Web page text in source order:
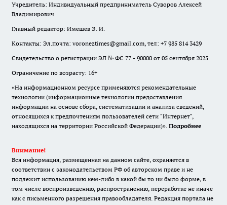
Учредитель: Индивидуальный предприниматель Суворов Алексей
Владимирович
Главный редактор: Имешев Э. И.
Контакты: Эл.почта: voroneztimes@gmail.com, тел: +7 985 814 3429
Свидетельство о регистрации ЭЛ № ФС 77 - 90000 от 05 сентября 2025
Ограничение по возрасту: 16+
«На информационном ресурсе применяются рекомендательные
технологии (информационные технологии предоставления
информации на основе сбора, систематизации и анализа сведений,
относящихся к предпочтениям пользователей сети "Интернет",
находящихся на территории Российской Федерации)». Подробнее
Внимание!
Вся информация, размещенная на данном сайте, охраняется в
соответствии с законодательством РФ об авторском праве и не
подлежит использованию кем-либо в какой бы то ни было форме, в
том числе воспроизведению, распространению, переработке не иначе
как с письменного разрешения правообладателя. Редакция портала не